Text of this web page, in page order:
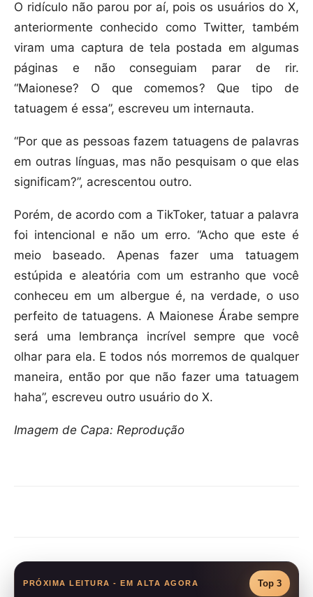
O ridículo não parou por aí, pois os usuários do X,
anteriormente conhecido como Twitter, também
viram uma captura de tela postada em algumas
páginas e não conseguiam parar de rir.
“Maionese? O que comemos? Que tipo de
tatuagem é essa”, escreveu um internauta.
“Por que as pessoas fazem tatuagens de palavras
em outras línguas, mas não pesquisam o que elas
significam?”, acrescentou outro.
Porém, de acordo com a TikToker, tatuar a palavra
foi intencional e não um erro. “Acho que este é
meio baseado. Apenas fazer uma tatuagem
estúpida e aleatória com um estranho que você
conheceu em um albergue é, na verdade, o uso
perfeito de tatuagens. A Maionese Árabe sempre
será uma lembrança incrível sempre que você
olhar para ela. E todos nós morremos de qualquer
maneira, então por que não fazer uma tatuagem
haha”, escreveu outro usuário do X.
Imagem de Capa: Reprodução
PRÓXIMA LEITURA - EM ALTA AGORA Top 3